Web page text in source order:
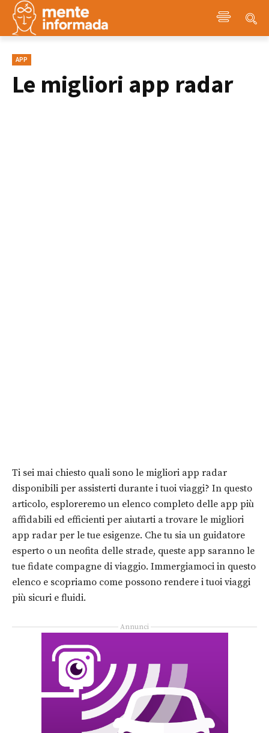
APP
Le migliori app radar
Ti sei mai chiesto quali sono le migliori app radar
disponibili per assisterti durante i tuoi viaggi? In questo
articolo, esploreremo un elenco completo delle app più
affidabili ed efficienti per aiutarti a trovare le migliori
app radar per le tue esigenze. Che tu sia un guidatore
esperto o un neofita delle strade, queste app saranno le
tue fidate compagne di viaggio. Immergiamoci in questo
elenco e scopriamo come possono rendere i tuoi viaggi
più sicuri e fluidi.
Annunci